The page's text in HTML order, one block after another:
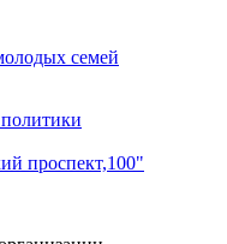
семей
проспект,100"